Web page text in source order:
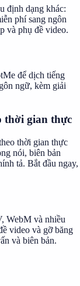
định dạng khác:
phí sang ngôn
và phụ đề video.
để dịch tiếng
ngữ, kèm giải
thời gian thực
thời gian thực
nói, biên bản
tả. Bắt đầu ngay,
WebM và nhiều
video và gỡ băng
và biên bản.